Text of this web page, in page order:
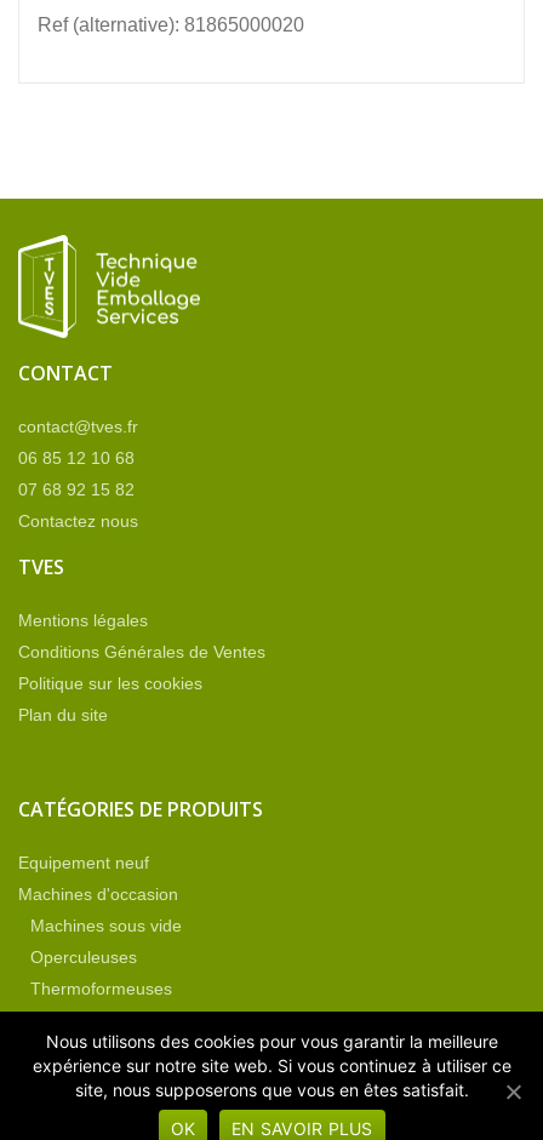
Ref (alternative): 81865000020
CONTACT
contact@tves.fr
06 85 12 10 68
07 68 92 15 82
Contactez nous
TVES
Mentions légales
Conditions Générales de Ventes
Politique sur les cookies
Plan du site
CATÉGORIES DE PRODUITS
Equipement neuf
Machines d'occasion
Machines sous vide
Operculeuses
Thermoformeuses
Pièces détachées
Copyright TVES – Technique Vide Emballage Service © 2019
Nous utilisons des cookies pour vous garantir la meilleure
expérience sur notre site web. Si vous continuez à utiliser ce
site, nous supposerons que vous en êtes satisfait.
OK
EN SAVOIR PLUS